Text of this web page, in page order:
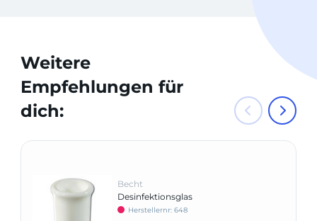
Weitere
Empfehlungen für
dich:
Becht
Desinfektionsglas
Herstellernr: 648